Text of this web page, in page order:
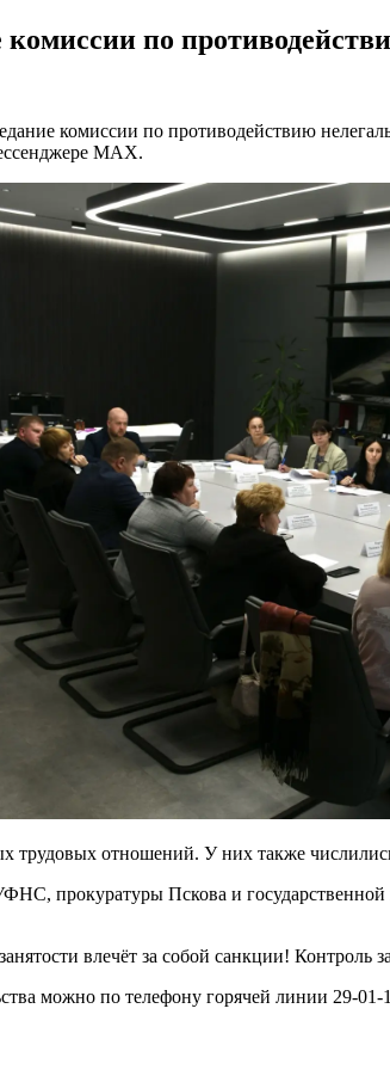
по
комиссии по противодействию
MAX.
трудовых отношений. У них также
прокуратуры Пскова и
влечёт за собой санкции!
можно по телефону горячей линии 29-01-